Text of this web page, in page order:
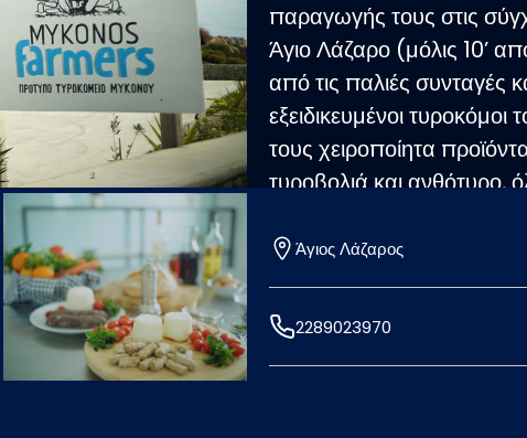
παραγωγής τους στις
Άγιο Λάζαρο (μόλις 10’
από τις παλιές συνταγές
εξειδικευμένοι
τους χειροποίητα
τυροβολιά και ανθότυρο,
φρέσκο γάλα τοπικών
δυνατότητα να
διοργανώνει
μαγειρέματα με κύριο
περιηγήσεις για να
Άγιος Λάζαρος
2289023970